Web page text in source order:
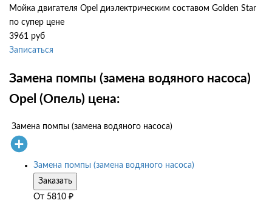
Мойка двигателя Opel диэлектрическим составом Golden Star
по супер цене
3961 руб
Записаться
Замена помпы (замена водяного насоса)
Opel (Опель) цена:
Замена помпы (замена водяного насоса)
Замена помпы (замена водяного насоса)
Заказать
От 5810 ₽